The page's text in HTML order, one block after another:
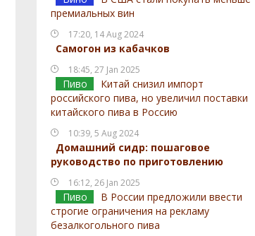
премиальных вин
17:20, 14 Aug 2024
Самогон из кабачков
18:45, 27 Jan 2025
Пиво
Китай снизил импорт
российского пива, но увеличил поставки
китайского пива в Россию
10:39, 5 Aug 2024
Домашний сидр: пошаговое
руководство по приготовлению
16:12, 26 Jan 2025
Пиво
В России предложили ввести
строгие ограничения на рекламу
безалкогольного пива